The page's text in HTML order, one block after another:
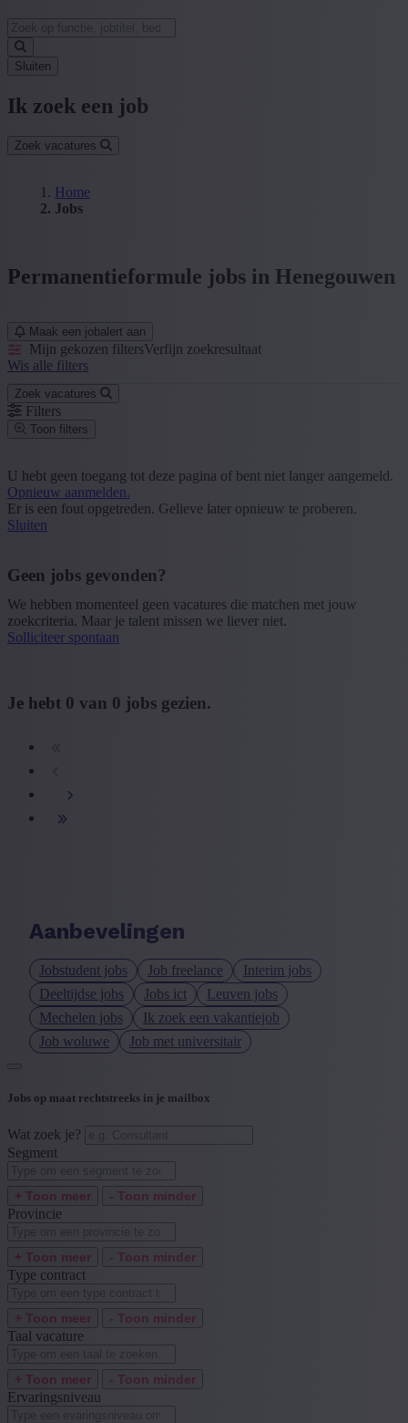
Sluiten
Ik zoek een job
Zoek vacatures
Home
Jobs
Permanentieformule jobs in Henegouwen
Maak een jobalert aan
Mijn gekozen filtersVerfijn zoekresultaat
Wis alle filters
Zoek vacatures
Filters
Toon filters
Segment
+ Toon meer - Toon minder
+ Toon meer - Toon minder
+ Toon meer - Toon minder
+ Toon meer
U hebt geen toegang tot deze pagina of bent niet langer aangemeld.
Opnieuw aanmelden.
Er is een fout opgetreden. Gelieve later opnieuw te proberen.
Sluiten
Geen jobs gevonden?
We hebben momenteel geen vacatures die matchen met jouw
zoekcriteria. Maar je talent missen we liever niet.
Solliciteer spontaan
Je hebt 0 van 0 jobs gezien.
Aanbevelingen
Jobstudent jobs Job freelance
Interim jobs
Deeltijdse jobs
Jobs ict
Leuven jobs
Mechelen jobs
Ik zoek een vakantiejob
Job woluwe
Job met universitair
Jobs op maat rechtstreeks in je mailbox
Wat zoek je?
Segment
+ Toon meer - Toon minder
Provincie
+ Toon meer - Toon minder
Type contract
+ Toon meer - Toon minder
Taal vacature
+ Toon meer - Toon minder
Ervaringsniveau